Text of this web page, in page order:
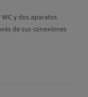
y dos aparatos
de sus conexiones